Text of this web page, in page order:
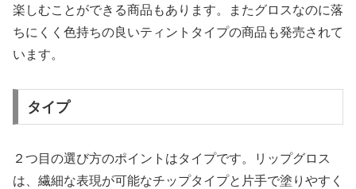
楽しむことができる商品もあります。またグロスなのに落
ちにくく色持ちの良いティントタイプの商品も発売されて
います。
タイプ
２つ目の選び方のポイントはタイプです。リップグロス
は、繊細な表現が可能なチップタイプと片手で塗りやすく